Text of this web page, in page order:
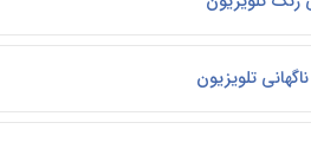
تلویزیون